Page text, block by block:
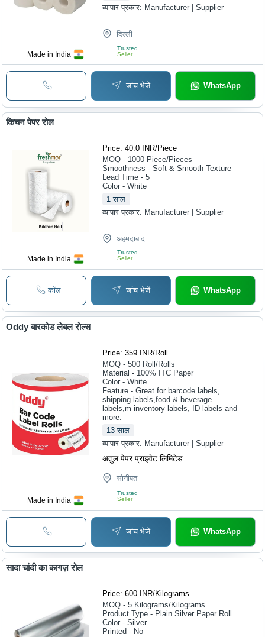
Made in India
व्यापार प्रकार: Manufacturer | Supplier
दिल्ली
Trusted
Seller
जांच भेजें WhatsApp
Made in India
किचन पेपर रोल
Price: 40.0 INR/Piece
MOQ - 1000 Piece/Pieces
Smoothness - Soft & Smooth Texture
Lead Time - 5
Color - White
1 साल
व्यापार प्रकार: Manufacturer | Supplier
अहमदाबाद
Trusted
Seller
कॉल जांच भेजें WhatsApp
Made in India
Oddy बारकोड लेबल रोल्स
Price: 359 INR/Roll
MOQ - 500 Roll/Rolls
Material - 100% ITC Paper
Color - White
Feature - Great for barcode labels,
shipping labels,food & beverage
labels,m inventory labels, ID labels and
more.
13 साल
व्यापार प्रकार: Manufacturer | Supplier
अतुल पेपर प्राइवेट लिमिटेड
सोनीपत
Trusted
Seller
जांच भेजें WhatsApp
सादा चांदी का कागज़ रोल
Price: 600 INR/Kilograms
MOQ - 5 Kilograms/Kilograms
Product Type - Plain Silver Paper Roll
Color - Silver
Printed - No